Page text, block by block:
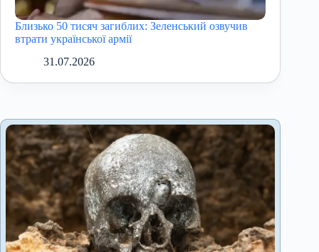
Близько 50 тисяч загиблих: Зеленський озвучив
втрати української армії
31.07.2026